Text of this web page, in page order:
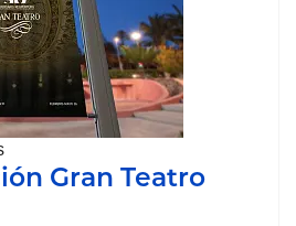
Gran Teatro